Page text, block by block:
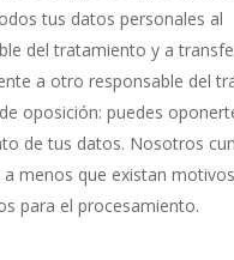
tus datos personales al
del tratamiento y a
a otro responsable del
oposición: puedes
de tus datos. Nosotros
menos que existan motivos
para el procesamiento.